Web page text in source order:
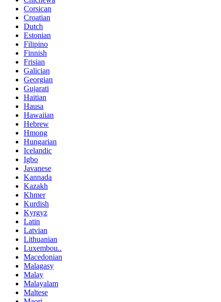
Corsican
Croatian
Dutch
Estonian
Filipino
Finnish
Frisian
Galician
Georgian
Gujarati
Haitian
Hausa
Hawaiian
Hebrew
Hmong
Hungarian
Icelandic
Igbo
Javanese
Kannada
Kazakh
Khmer
Kurdish
Kyrgyz
Latin
Latvian
Lithuanian
Luxembou..
Macedonian
Malagasy
Malay
Malayalam
Maltese